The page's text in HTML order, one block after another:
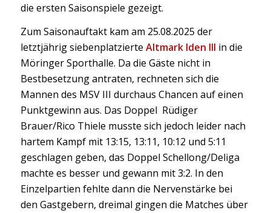
die ersten Saisonspiele gezeigt.
Zum Saisonauftakt kam am 25.08.2025 der
letztjährig siebenplatzierte Altmark Iden III in die
Möringer Sporthalle. Da die Gäste nicht in
Bestbesetzung antraten, rechneten sich die
Mannen des MSV III durchaus Chancen auf einen
Punktgewinn aus. Das Doppel Rüdiger
Brauer/Rico Thiele musste sich jedoch leider nach
hartem Kampf mit 13:15, 13:11, 10:12 und 5:11
geschlagen geben, das Doppel Schellong/Deliga
machte es besser und gewann mit 3:2. In den
Einzelpartien fehlte dann die Nervenstärke bei
den Gastgebern, dreimal gingen die Matches über